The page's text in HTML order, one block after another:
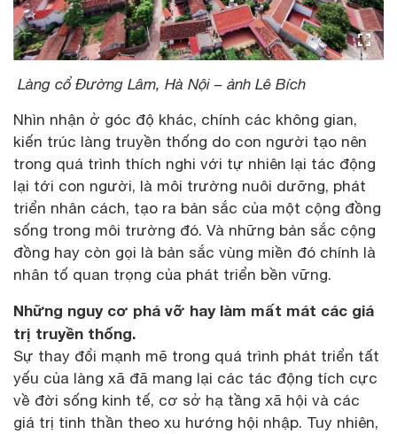
Làng cổ Đường Lâm, Hà Nội – ảnh Lê Bích
Nhìn nhận ở góc độ khác, chính các không gian,
kiến trúc làng truyền thống do con người tạo nên
trong quá trình thích nghi với tự nhiên lại tác động
lại tới con người, là môi trường nuôi dưỡng, phát
triển nhân cách, tạo ra bản sắc của một cộng đồng
sống trong môi trường đó. Và những bản sắc cộng
đồng hay còn gọi là bản sắc vùng miền đó chính là
nhân tố quan trọng của phát triển bền vững.
Những nguy cơ phá vỡ hay làm mất mát các giá
trị truyền thống.
Sự thay đổi mạnh mẽ trong quá trình phát triển tất
yếu của làng xã đã mang lại các tác động tích cực
về đời sống kinh tế, cơ sở hạ tầng xã hội và các
giá trị tinh thần theo xu hướng hội nhập. Tuy nhiên,